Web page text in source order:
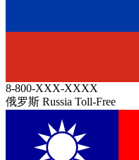
8-800-XXX-XXXX
俄罗斯 Russia Toll-Free